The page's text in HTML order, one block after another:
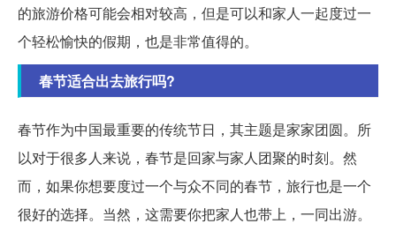
的旅游价格可能会相对较高，但是可以和家人一起度过一
个轻松愉快的假期，也是非常值得的。
春节适合出去旅行吗?
春节作为中国最重要的传统节日，其主题是家家团圆。所
以对于很多人来说，春节是回家与家人团聚的时刻。然
而，如果你想要度过一个与众不同的春节，旅行也是一个
很好的选择。当然，这需要你把家人也带上，一同出游。